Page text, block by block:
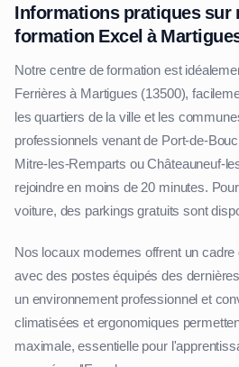
Informations pratiques sur
formation Excel à
Notre centre de formation est
Ferrières à Martigues (13500),
les quartiers de la ville et les
professionnels venant de Port-de-
Mitre-les-Remparts ou Châteauneuf-
rejoindre en moins de 20 minutes.
voiture, des parkings gratuits sont
Nos locaux modernes offrent un
avec des postes équipés des
un environnement professionnel et
climatisées et ergonomiques
maximale, essentielle pour